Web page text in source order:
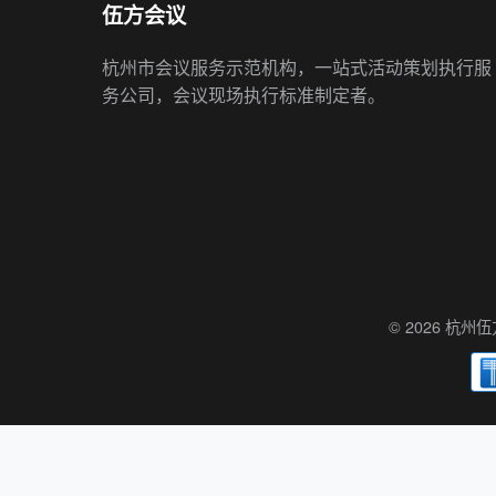
伍方会议
杭州市会议服务示范机构，一站式活动策划执行服
务公司，会议现场执行标准制定者。
© 2026 杭州